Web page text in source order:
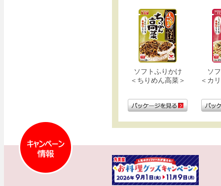
ソフトふりかけ
＜ちりめん高菜＞
ソ
＜カ